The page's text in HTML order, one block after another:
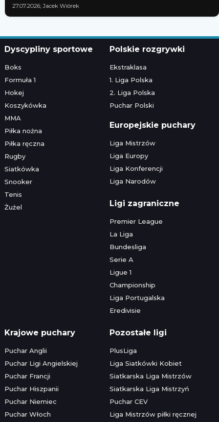
27.07.2026; Jacek Wiórek
Dyscypliny sportowe
Boks
Formuła 1
Hokej
Koszykówka
MMA
Piłka nożna
Piłka ręczna
Rugby
Siatkówka
Snooker
Tenis
Żużel
Polskie rozgrywki
Ekstraklasa
1. Liga Polska
2. Liga Polska
Puchar Polski
Europejskie puchary
Liga Mistrzów
Liga Europy
Liga Konferencji
Liga Narodów
Ligi zagraniczne
Premier League
La Liga
Bundesliga
Serie A
Ligue 1
Championship
Liga Portugalska
Eredivisie
Krajowe puchary
Puchar Anglii
Puchar Ligi Angielskiej
Puchar Francji
Puchar Hiszpanii
Puchar Niemiec
Puchar Włoch
Pozostałe ligi
PlusLiga
Liga Siatkówki Kobiet
Siatkarska Liga Mistrzów
Siatkarska Liga Mistrzyń
Puchar CEV
Liga Mistrzów piłki ręcznej